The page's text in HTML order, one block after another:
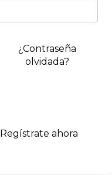
¿Contraseña
olvidada?
Regístrate ahora